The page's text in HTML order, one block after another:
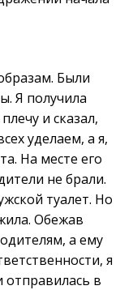
Были
Я получила
и сказал,
уделаем, а я,
На месте его
не брали.
туалет. Но
Обежав
а ему
я
отправилась в